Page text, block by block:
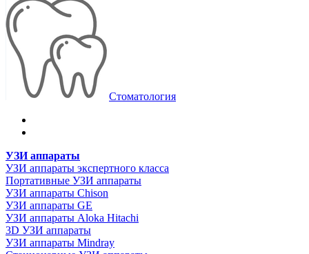
Стоматология
УЗИ аппараты
УЗИ аппараты экспертного класса
Портативные УЗИ аппараты
УЗИ аппараты Chison
УЗИ аппараты GE
УЗИ аппараты Aloka Hitachi
3D УЗИ аппараты
УЗИ аппараты Mindray